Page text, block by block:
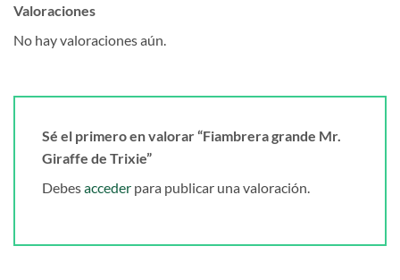
Valoraciones
No hay valoraciones aún.
Sé el primero en valorar “Fiambrera grande Mr.
Giraffe de Trixie”
Debesacceder para publicar una valoración.